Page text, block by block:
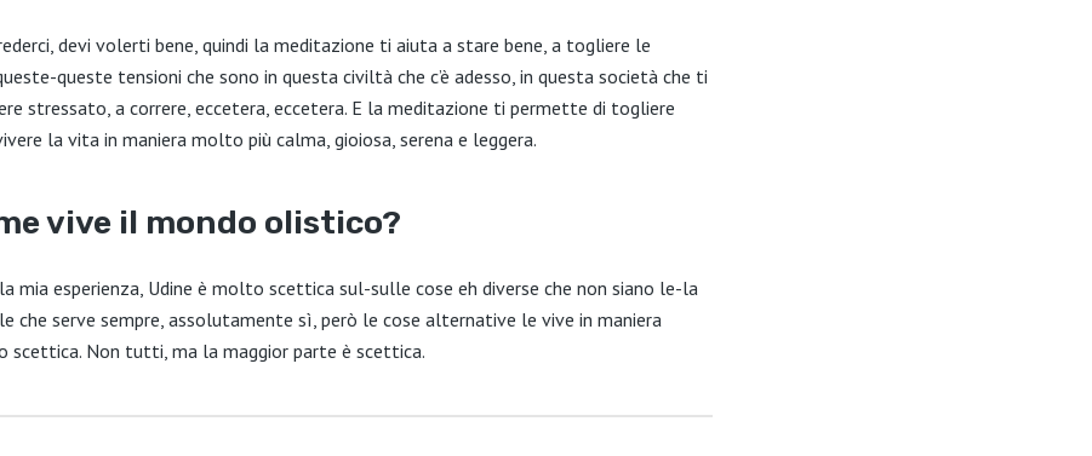
devi volerti bene, quindi la meditazione ti aiuta a stare bene, a togliere le
queste tensioni che sono in questa civiltà che c’è adesso, in questa società che ti
stressato, a correre, eccetera, eccetera. E la meditazione ti permette di togliere
la vita in maniera molto più calma, gioiosa, serena e leggera.
vive il mondo olistico?
mia esperienza, Udine è molto scettica sul-sulle cose eh diverse che non siano le-la
che serve sempre, assolutamente sì, però le cose alternative le vive in maniera
Non tutti, ma la maggior parte è scettica.